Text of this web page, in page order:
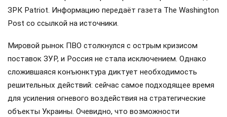
ЗРК Patriot. Информацию передаёт газета The Washington
Post со ссылкой на источники.
Мировой рынок ПВО столкнулся с острым кризисом
поставок ЗУР, и Россия не стала исключением. Однако
сложившаяся конъюнктура диктует необходимость
решительных действий: сейчас самое подходящее время
для усиления огневого воздействия на стратегические
объекты Украины. Очевидно, что возможности